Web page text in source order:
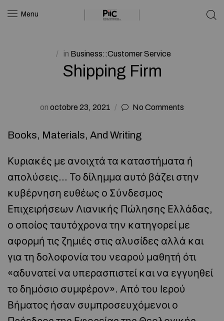
Menu
in Business::Customer Service
Shipping Firm
on octobre 23, 2021 No Comments
Books, Materials, And Writing
Κυριακές με ανοιχτά τα καταστήματα ή
απολύσεις… Το δίλημμα αυτό βάζει στην
κυβέρνηση ευθέως ο Σύνδεσμος
Επιχειρήσεων Λιανικής Πώλησης Ελλάδας,
ο οποίος ταυτόχρονα την κατηγορεί με
αφορμή τις ζημιές στις αλυσίδες αλλά και
για τη δολοφονία του νεαρού μαθητή ότι
«αδυνατεί να υπερασπιστεί και να εγγυηθεί
το δημόσιο συμφέρον». Από του Ιερού
Βήματος ήσαν συμπροσευχόμενοι ο